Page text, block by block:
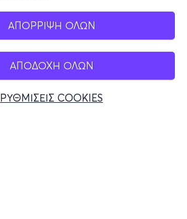
ΑΠΟΡΡΙΨΗ ΟΛΩΝ
ΑΠΟΔΟΧΗ ΟΛΩΝ
ΡΥΘΜΙΣΕΙΣ COOKIES